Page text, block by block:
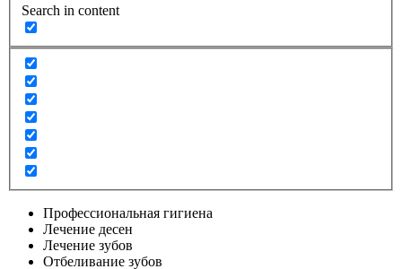
Search in content
Профессиональная гигиена
Лечение десен
Лечение зубов
Отбеливание зубов